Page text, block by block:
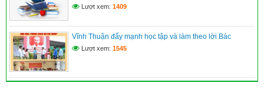
Lượt xem: 1409
Vĩnh Thuận đẩy mạnh học tập và làm theo lời Bác
Lượt xem: 1545